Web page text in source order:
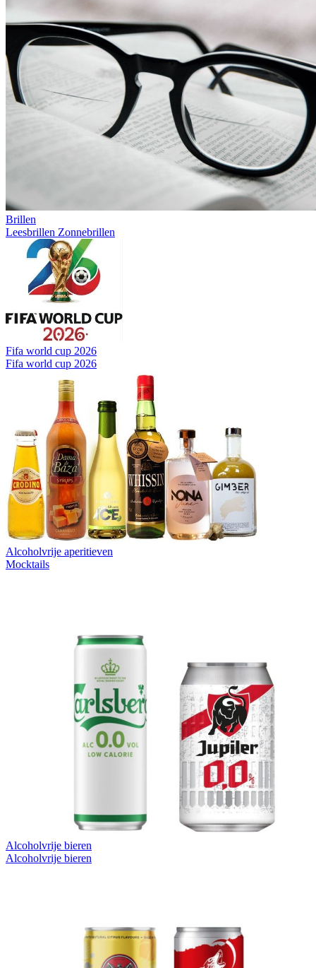
Brillen
Leesbrillen Zonnebrillen
Fifa world cup 2026
Fifa world cup 2026
Alcoholvrije aperitieven
Mocktails
Alcoholvrije bieren
Alcoholvrije bieren